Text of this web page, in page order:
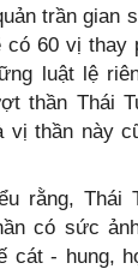
trần gian
có 60 vị thay
luật lệ
thần Thái
vị thần này
rằng, Thái
có sức
cát - hung,